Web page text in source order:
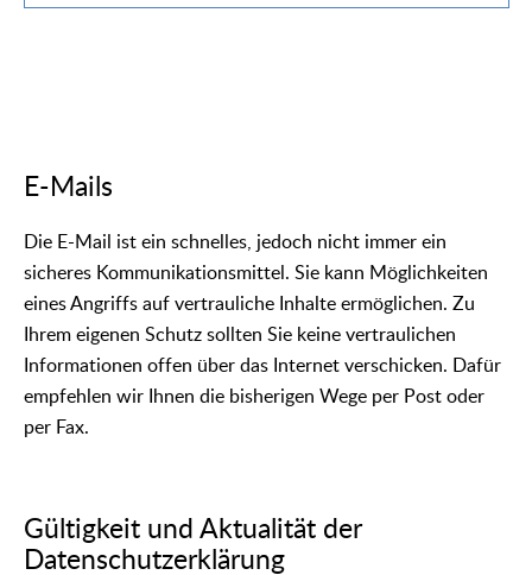
E-Mails
Die E-Mail ist ein schnelles, jedoch nicht immer ein
sicheres Kommunikationsmittel. Sie kann Möglichkeiten
eines Angriffs auf vertrauliche Inhalte ermöglichen. Zu
Ihrem eigenen Schutz sollten Sie keine vertraulichen
Informationen offen über das Internet verschicken. Dafür
empfehlen wir Ihnen die bisherigen Wege per Post oder
per Fax.
Gültigkeit und Aktualität der
Datenschutzerklärung